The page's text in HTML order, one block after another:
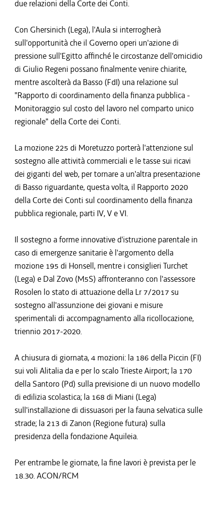
due relazioni della Corte dei Conti.
Con Ghersinich (Lega), l'Aula si interrogherà
sull'opportunità che il Governo operi un'azione di
pressione sull'Egitto affinché le circostanze dell'omicidio
di Giulio Regeni possano finalmente venire chiarite,
mentre ascolterà da Basso (FdI) una relazione sul
"Rapporto di coordinamento della finanza pubblica -
Monitoraggio sul costo del lavoro nel comparto unico
regionale" della Corte dei Conti.
La mozione 225 di Moretuzzo porterà l'attenzione sul
sostegno alle attività commerciali e le tasse sui ricavi
dei giganti del web, per tornare a un'altra presentazione
di Basso riguardante, questa volta, il Rapporto 2020
della Corte dei Conti sul coordinamento della finanza
pubblica regionale, parti IV, V e VI.
Il sostegno a forme innovative d'istruzione parentale in
caso di emergenze sanitarie è l'argomento della
mozione 195 di Honsell, mentre i consiglieri Turchet
(Lega) e Dal Zovo (M5S) affronteranno con l'assessore
Rosolen lo stato di attuazione della Lr 7/2017 su
sostegno all'assunzione dei giovani e misure
sperimentali di accompagnamento alla ricollocazione,
triennio 2017-2020.
A chiusura di giornata, 4 mozioni: la 186 della Piccin (FI)
sui voli Alitalia da e per lo scalo Trieste Airport; la 170
della Santoro (Pd) sulla previsione di un nuovo modello
di edilizia scolastica; la 168 di Miani (Lega)
sull'installazione di dissuasori per la fauna selvatica sulle
strade; la 213 di Zanon (Regione futura) sulla
presidenza della fondazione Aquileia.
Per entrambe le giornate, la fine lavori è prevista per le
18.30. ACON/RCM